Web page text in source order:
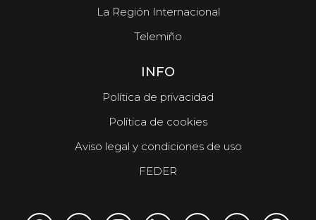
La Región Internacional
Telemiño
INFO
Política de privacidad
Política de cookies
Aviso legal y condiciones de uso
FEDER